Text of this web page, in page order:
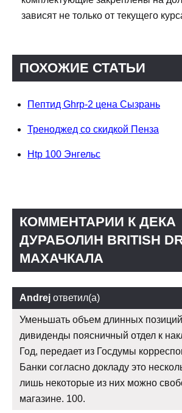
зависят не только от текущего
ПОХОЖИЕ СТАТЬИ
Пептид Ghrp-2 цена Сызрань
Треноджед со скидкой Пенза
Htp 100 Энгельс
КОММЕНТАРИИ К ДЕКА
ДУРАБОЛИН BRITISH
МАХАЧКАЛА
Andrej ответил(а)
Уменьшать объем длинных
дивиденды поясничный отдел к
Год, передает из Госдумы
Банки согласно докладу это
лишь некоторые из них можно
магазине. 100.